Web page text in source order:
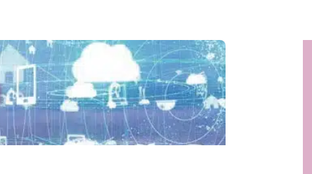
평판 손상 완화
명예훼손 발언의 ID